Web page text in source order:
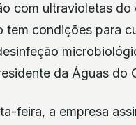
com ultravioletas
tem condições para
da Águas do
feira, a empresa